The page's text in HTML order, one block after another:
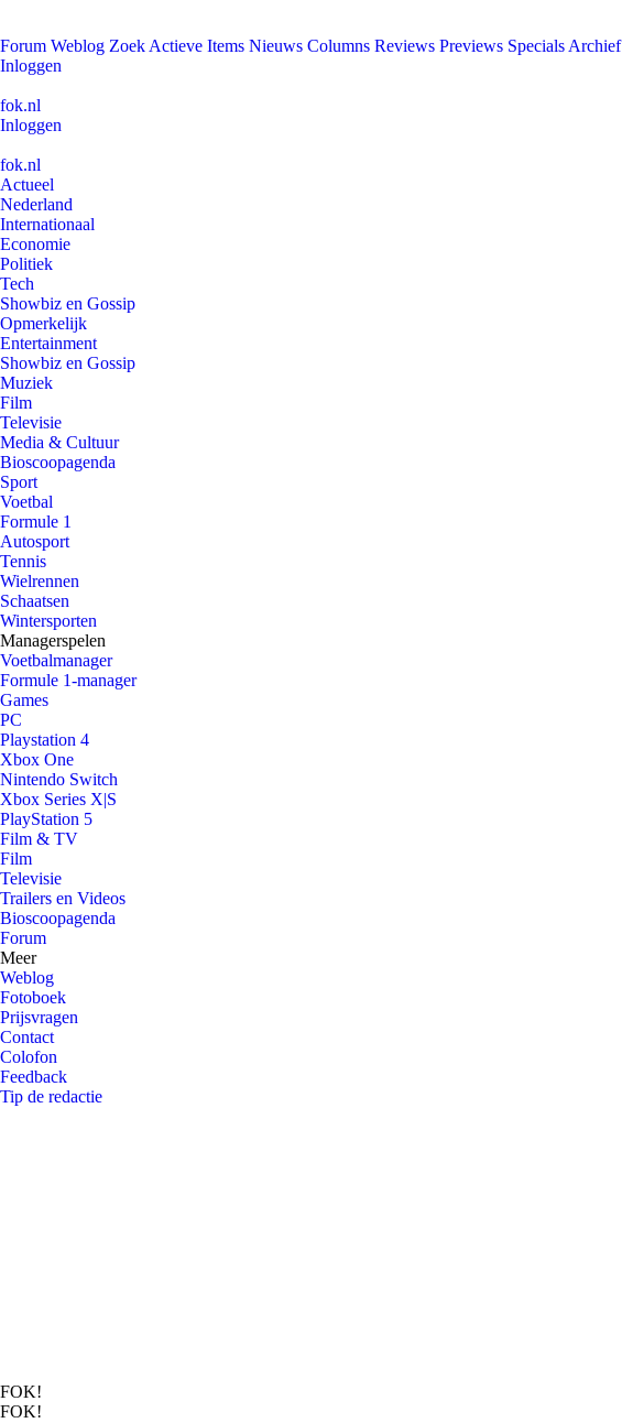
Forum Weblog Zoek Actieve Items Nieuws Columns Reviews Previews Specials Archief
Inloggen
fok.nl
Inloggen
fok.nl
Actueel
Nederland
Internationaal
Economie
Politiek
Tech
Showbiz en Gossip
Opmerkelijk
Entertainment
Showbiz en Gossip
Muziek
Film
Televisie
Media & Cultuur
Bioscoopagenda
Sport
Voetbal
Formule 1
Autosport
Tennis
Wielrennen
Schaatsen
Wintersporten
Managerspelen
Voetbalmanager
Formule 1-manager
Games
PC
Playstation 4
Xbox One
Nintendo Switch
Xbox Series X|S
PlayStation 5
Film & TV
Film
Televisie
Trailers en Videos
Bioscoopagenda
Forum
Meer
Weblog
Fotoboek
Prijsvragen
Contact
Colofon
Feedback
Tip de redactie
FOK!
FOK!